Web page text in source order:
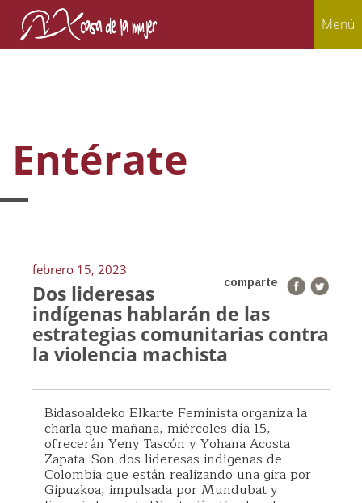
Menú
Entérate
febrero 15, 2023
comparte
Dos lideresas
indígenas hablarán de las
estrategias comunitarias contra
la violencia machista
Bidasoaldeko Elkarte Feminista organiza la
charla que mañana, miércoles día 15,
ofrecerán Yeny Tascón y Yohana Acosta
Zapata. Son dos lideresas indígenas de
Colombia que están realizando una gira por
Gipuzkoa, impulsada por Mundubat y